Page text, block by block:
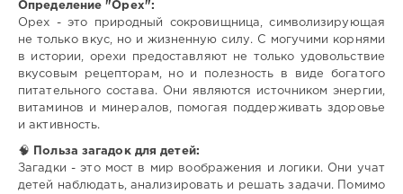
Определение "Орех":
Орех - это природный сокровищница, символизирующая
не только вкус, но и жизненную силу. С могучими корнями
в истории, орехи предоставляют не только удовольствие
вкусовым рецепторам, но и полезность в виде богатого
питательного состава. Они являются источником энергии,
витаминов и минералов, помогая поддерживать здоровье
и активность.
🧠
Польза загадок для детей:
Загадки - это мост в мир воображения и логики. Они учат
детей наблюдать, анализировать и решать задачи. Помимо